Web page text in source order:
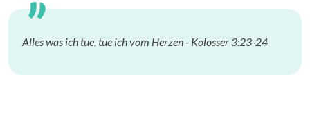
Alles was ich tue, tue ich vom Herzen - Kolosser 3:23-24